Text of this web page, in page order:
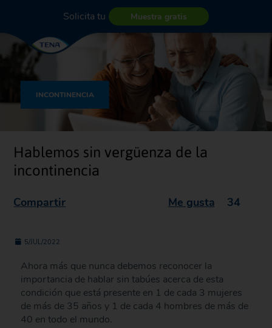
Solicita tu Muestra gratis
INCONTINENCIA
Hablemos sin vergüenza de la
incontinencia
Compartir Me gusta 34
5/JUL/2022
Ahora más que nunca debemos reconocer la
importancia de hablar sin tabúes acerca de esta
condición que está presente en 1 de cada 3 mujeres
de más de 35 años y 1 de cada 4 hombres de más de
40 en todo el mundo.